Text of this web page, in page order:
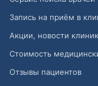
Запись на приём в
Акции, новости клиник
Стоимость
Отзывы пациентов